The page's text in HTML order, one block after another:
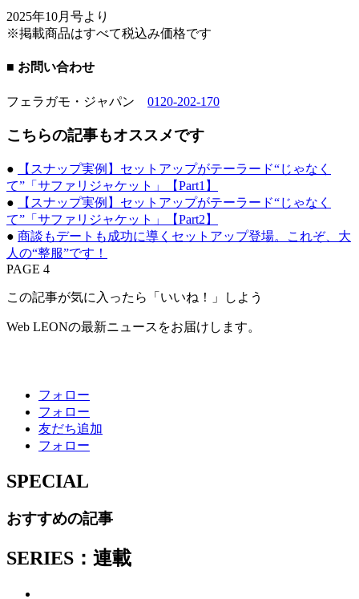
2025年10月号より
※掲載商品はすべて税込み価格です
■ お問い合わせ
フェラガモ・ジャパン 0120-202-170
こちらの記事もオススメです
●
【スナップ実例】セットアップがテーラード“じゃなく
て”「サファリジャケット」【Part1】
●
【スナップ実例】セットアップがテーラード“じゃなく
て”「サファリジャケット」【Part2】
● 商談もデートも成功に導くセットアップ登場。これぞ、大
人の“整服”です！
PAGE 4
この記事が気に入ったら「いいね！」しよう
Web LEONの最新ニュースをお届けします。
フォロー
フォロー
友だち追加
フォロー
SPECIAL
おすすめの記事
SERIES：連載